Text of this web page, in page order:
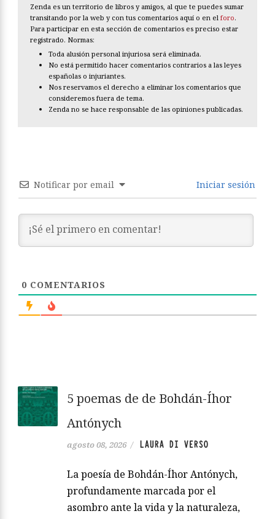
Zenda es un territorio de libros y amigos, al que te puedes sumar
transitando por la web y con tus comentarios aquí o en el foro.
Para participar en esta sección de comentarios es preciso estar
registrado. Normas:
Toda alusión personal injuriosa será eliminada.
No está permitido hacer comentarios contrarios a las leyes
españolas o injuriantes.
Nos reservamos el derecho a eliminar los comentarios que
consideremos fuera de tema.
Zenda no se hace responsable de las opiniones publicadas.
Notificar por email Iniciar sesión
0 COMENTARIOS
5 poemas de de Bohdán-Íhor
Antónych
agosto 08, 2026 / LAURA DI VERSO
La poesía de Bohdán-Íhor Antónych,
profundamente marcada por el
asombro ante la vida y la naturaleza,